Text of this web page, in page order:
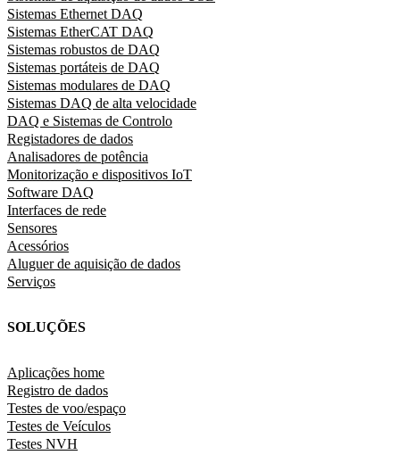
Sistemas Ethernet DAQ
Sistemas EtherCAT DAQ
Sistemas robustos de DAQ
Sistemas portáteis de DAQ
Sistemas modulares de DAQ
Sistemas DAQ de alta velocidade
DAQ e Sistemas de Controlo
Registadores de dados
Analisadores de potência
Monitorização e dispositivos IoT
Software DAQ
Interfaces de rede
Sensores
Acessórios
Aluguer de aquisição de dados
Serviços
SOLUÇÕES
Aplicações home
Registro de dados
Testes de voo/espaço
Testes de Veículos
Testes NVH